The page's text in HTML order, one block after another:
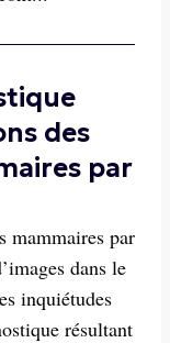
des
par
mammaires par
dans le
inquiétudes
résultant